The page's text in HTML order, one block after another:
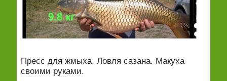
Пресс для жмыха. Ловля сазана. Макуха
своими руками.